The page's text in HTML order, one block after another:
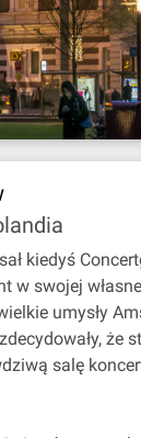
kiedyś
w swojej
umysły
że
salę